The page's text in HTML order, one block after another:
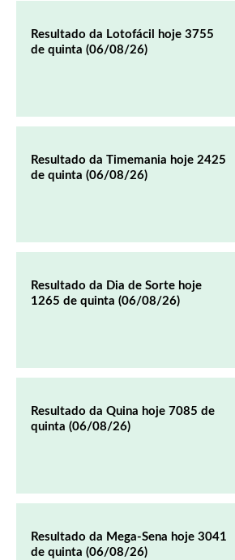
Resultado da Lotofácil hoje 3755
de quinta (06/08/26)
Resultado da Timemania hoje 2425
de quinta (06/08/26)
Resultado da Dia de Sorte hoje
1265 de quinta (06/08/26)
Resultado da Quina hoje 7085 de
quinta (06/08/26)
Resultado da Mega-Sena hoje 3041
de quinta (06/08/26)